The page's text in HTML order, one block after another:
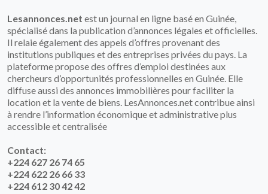
Lesannonces.net est un journal en ligne basé en Guinée,
spécialisé dans la publication d’annonces légales et officielles.
Il relaie également des appels d’offres provenant des
institutions publiques et des entreprises privées du pays. La
plateforme propose des offres d’emploi destinées aux
chercheurs d’opportunités professionnelles en Guinée. Elle
diffuse aussi des annonces immobilières pour faciliter la
location et la vente de biens. LesAnnonces.net contribue ainsi
à rendre l’information économique et administrative plus
accessible et centralisée
Contact:
+224 627 26 74 65
+224 622 26 66 33
+224 612 30 42 42